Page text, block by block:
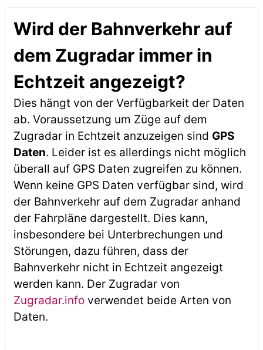
Wird der Bahnverkehr auf
dem Zugradar immer in
Echtzeit angezeigt?
Dies hängt von der Verfügbarkeit der Daten
ab. Voraussetzung um Züge auf dem
Zugradar in Echtzeit anzuzeigen sind GPS
Daten. Leider ist es allerdings nicht möglich
überall auf GPS Daten zugreifen zu können.
Wenn keine GPS Daten verfügbar sind, wird
der Bahnverkehr auf dem Zugradar anhand
der Fahrpläne dargestellt. Dies kann,
insbesondere bei Unterbrechungen und
Störungen, dazu führen, dass der
Bahnverkehr nicht in Echtzeit angezeigt
werden kann. Der Zugradar von
Zugradar.infoverwendet beide Arten von
Daten.